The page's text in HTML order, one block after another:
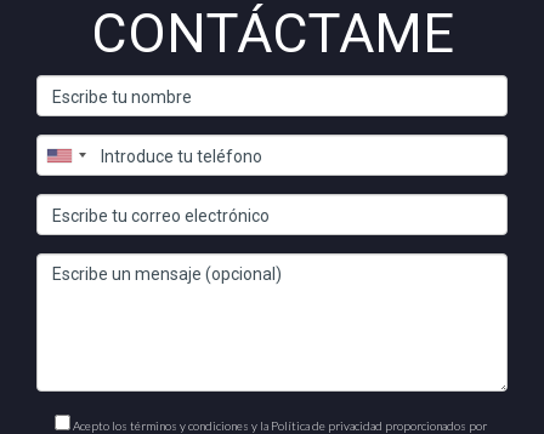
CONTÁCTAME
Acepto los términos y condiciones y la Política de privacidad proporcionados por